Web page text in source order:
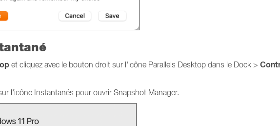
et cliquez avec le bouton droit sur l'icône Parallels Desktop dans le Dock >
l'icône Instantanés pour ouvrir Snapshot Manager.